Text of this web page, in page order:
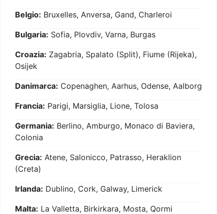
Belgio: Bruxelles, Anversa, Gand, Charleroi
Bulgaria: Sofia, Plovdiv, Varna, Burgas
Croazia: Zagabria, Spalato (Split), Fiume (Rijeka),
Osijek
Danimarca: Copenaghen, Aarhus, Odense, Aalborg
Francia: Parigi, Marsiglia, Lione, Tolosa
Germania: Berlino, Amburgo, Monaco di Baviera,
Colonia
Grecia: Atene, Salonicco, Patrasso, Heraklion
(Creta)
Irlanda: Dublino, Cork, Galway, Limerick
Malta: La Valletta, Birkirkara, Mosta, Qormi